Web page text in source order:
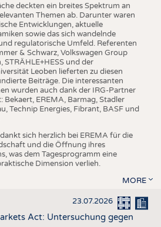
deckten ein breites Spektrum an
Themen ab. Darunter waren
Entwicklungen, aktuelle
sowie das sich wandelnde
regulatorische Umfeld. Referenten
& Schwarz, Volkswagen Group
STRÄHLE+HESS und der
Leoben lieferten zu diesen
Beiträge. Die interessanten
wurden auch dank der IRG-Partner
Bekaert, EREMA, Barmag, Stadler
Technip Energies, Fibrant, BASF und
sich herzlich bei EREMA für die
und die Öffnung ihres
was dem Tagesprogramm eine
Dimension verlieh.
MORE
23.07.2026
Act: Untersuchung gegen